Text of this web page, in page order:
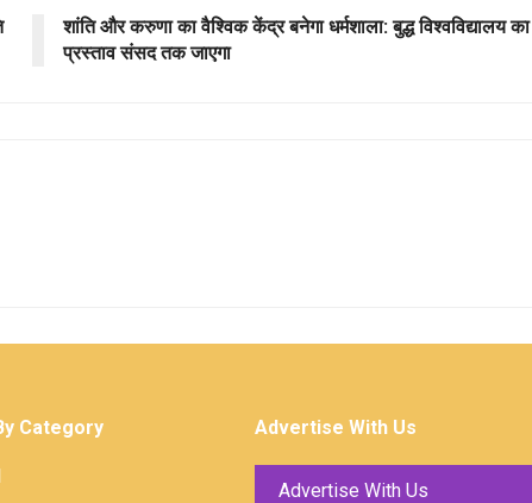
शांति और करुणा का वैश्विक केंद्र बनेगा धर्मशाला: बुद्ध विश्वविद्यालय का
प्रस्ताव संसद तक जाएगा
Category Advertise With Us
Advertise With Us